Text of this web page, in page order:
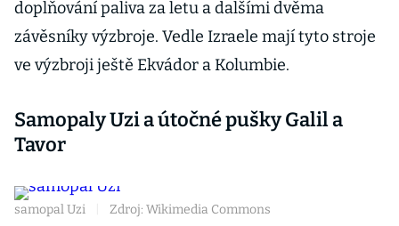
doplňování paliva za letu a dalšími dvěma
závěsníky výzbroje. Vedle Izraele mají tyto stroje
ve výzbroji ještě Ekvádor a Kolumbie.
Samopaly Uzi a útočné pušky Galil a
Tavor
samopal Uzi Zdroj: Wikimedia Commons